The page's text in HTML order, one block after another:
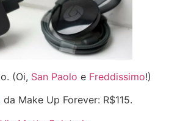
(Oi, San Paolo e Freddissimo!)
da Make Up Forever: R$115.